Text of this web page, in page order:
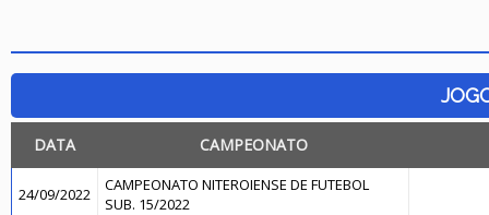
DATA CAMPEONATO
24/09/2022
CAMPEONATO NITEROIENSE DE FUTEBOL
SUB. 15/2022